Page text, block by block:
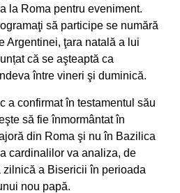
la Roma pentru eveniment.
să participe se numără
Argentinei, ţara natală a lui
că se aşteaptă ca
între vineri şi duminică.
a confirmat în testamentul său
să fie înmormântat în
din Roma şi nu în Bazilica
cardinalilor va analiza, de
a Bisericii în perioada
nou papă.